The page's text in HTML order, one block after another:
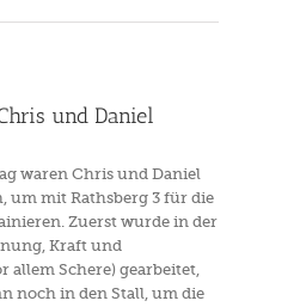
und Daniel
waren Chris und Daniel
um mit Rathsberg 3 für die
Zuerst wurde in der
Kraft und
allem Schere) gearbeitet,
noch in den Stall, um die